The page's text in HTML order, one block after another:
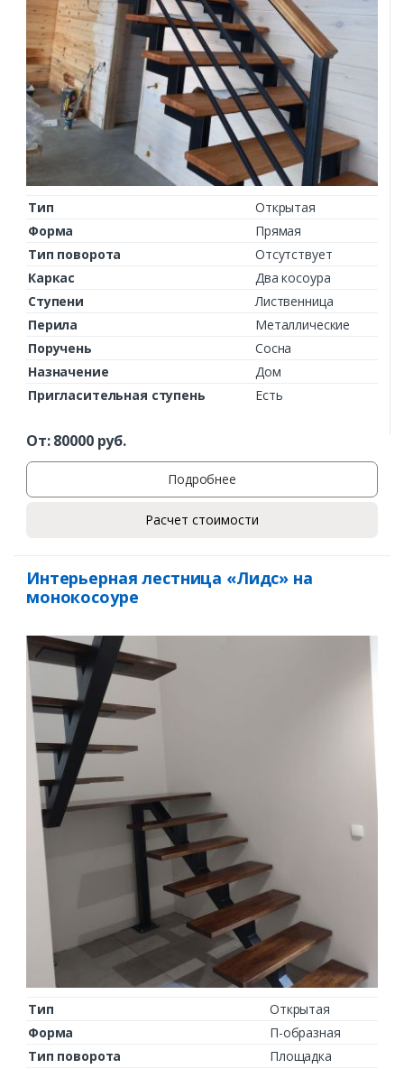
Тип
Открытая
Форма
Прямая
Тип поворота
Отсутствует
Каркас
Два косоура
Ступени
Лиственница
Перила
Металлические
Поручень
Сосна
Назначение
Дом
Пригласительная ступень
Есть
От:80000руб.
Подробнее
Расчет стоимости
Интерьерная лестница «Лидс» на
монокосоуре
Тип
Открытая
Форма
П-образная
Тип поворота
Площадка